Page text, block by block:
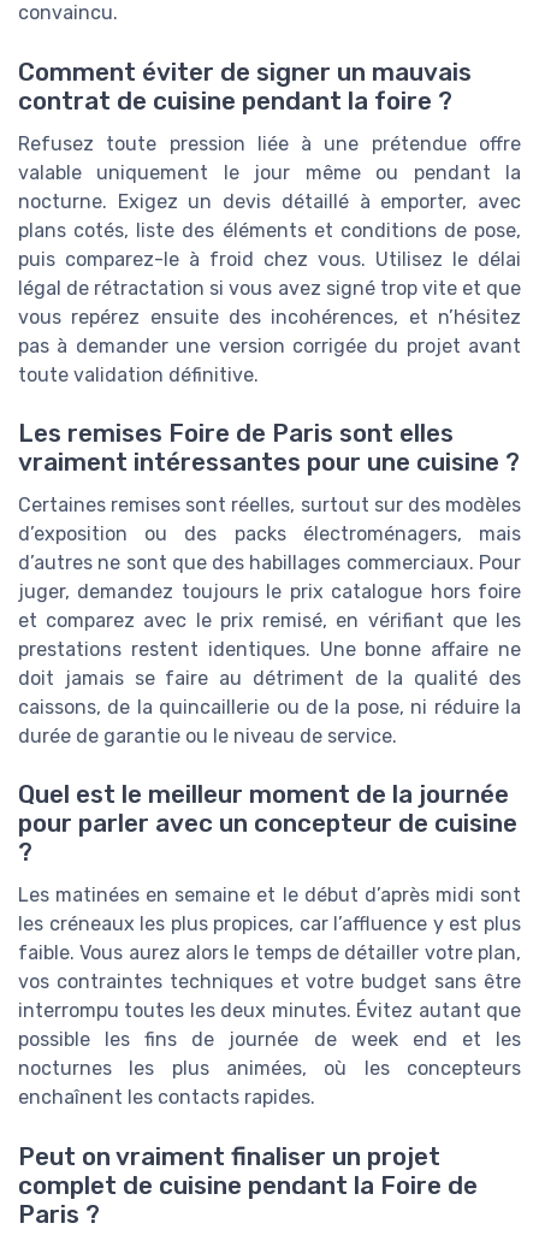
convaincu.
Comment éviter de signer un mauvais
contrat de cuisine pendant la foire ?
Refusez toute pression liée à une prétendue offre
valable uniquement le jour même ou pendant la
nocturne. Exigez un devis détaillé à emporter, avec
plans cotés, liste des éléments et conditions de pose,
puis comparez-le à froid chez vous. Utilisez le délai
légal de rétractation si vous avez signé trop vite et que
vous repérez ensuite des incohérences, et n’hésitez
pas à demander une version corrigée du projet avant
toute validation définitive.
Les remises Foire de Paris sont elles
vraiment intéressantes pour une cuisine ?
Certaines remises sont réelles, surtout sur des modèles
d’exposition ou des packs électroménagers, mais
d’autres ne sont que des habillages commerciaux. Pour
juger, demandez toujours le prix catalogue hors foire
et comparez avec le prix remisé, en vérifiant que les
prestations restent identiques. Une bonne affaire ne
doit jamais se faire au détriment de la qualité des
caissons, de la quincaillerie ou de la pose, ni réduire la
durée de garantie ou le niveau de service.
Quel est le meilleur moment de la journée
pour parler avec un concepteur de cuisine
?
Les matinées en semaine et le début d’après midi sont
les créneaux les plus propices, car l’affluence y est plus
faible. Vous aurez alors le temps de détailler votre plan,
vos contraintes techniques et votre budget sans être
interrompu toutes les deux minutes. Évitez autant que
possible les fins de journée de week end et les
nocturnes les plus animées, où les concepteurs
enchaînent les contacts rapides.
Peut on vraiment finaliser un projet
complet de cuisine pendant la Foire de
Paris ?